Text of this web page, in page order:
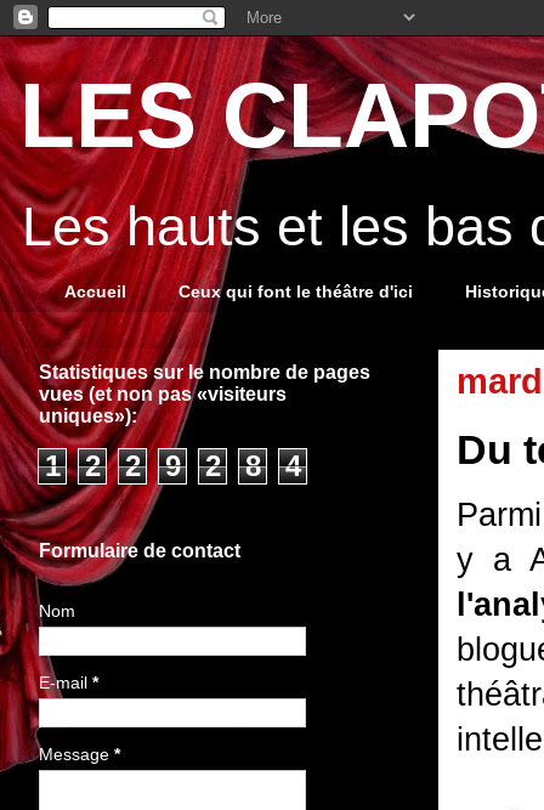
LES
Les hauts et les bas
Accueil Ceux qui font le théâtre d'ici
Du
y a
Statistiques sur le nombre de pages
vues (et non pas «visiteurs
uniques»):
1 2 2 9 2 8 4
Formulaire de contact
Nom
E-mail *
Message *